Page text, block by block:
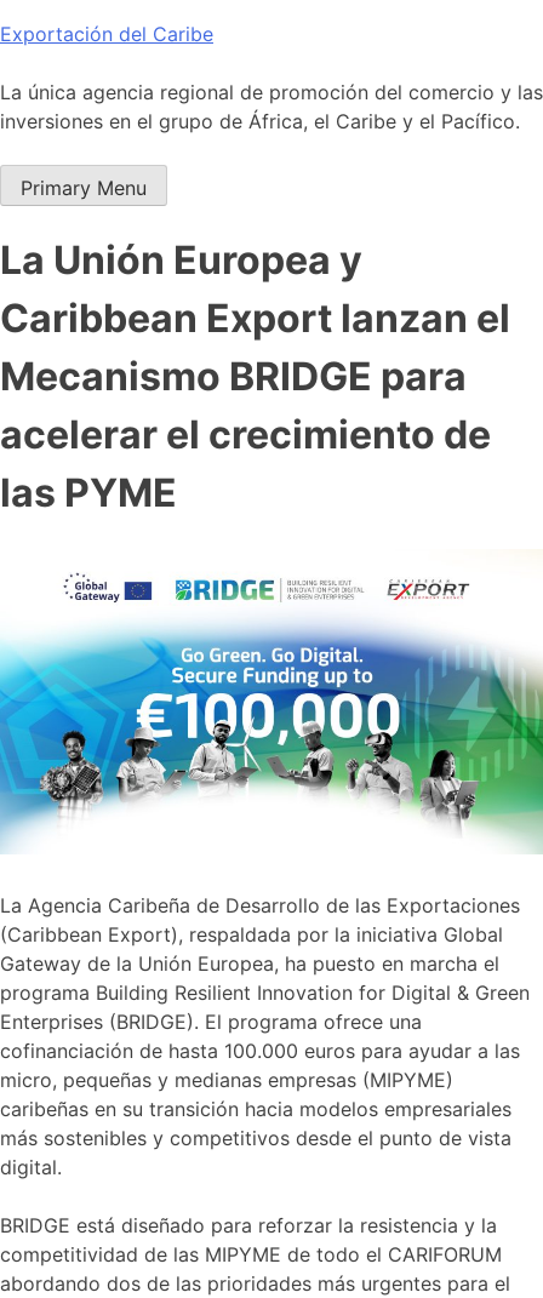
Skip
content
Exportación del Caribe
La única agencia regional de promoción del comercio y las
inversiones en el grupo de África, el Caribe y el Pacífico.
Primary Menu
La Unión Europea y
Caribbean Export lanzan el
Mecanismo BRIDGE para
acelerar el crecimiento de
las PYME
La Agencia Caribeña de Desarrollo de las Exportaciones
(Caribbean Export), respaldada por la iniciativa Global
Gateway de la Unión Europea, ha puesto en marcha el
programa Building Resilient Innovation for Digital & Green
Enterprises (BRIDGE). El programa ofrece una
cofinanciación de hasta 100.000 euros para ayudar a las
micro, pequeñas y medianas empresas (MIPYME)
caribeñas en su transición hacia modelos empresariales
más sostenibles y competitivos desde el punto de vista
digital.
BRIDGE está diseñado para reforzar la resistencia y la
competitividad de las MIPYME de todo el CARIFORUM
abordando dos de las prioridades más urgentes para el